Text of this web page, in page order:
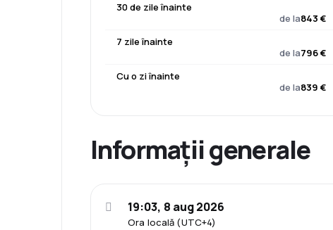
30 de zile înainte
de la843 €
7 zile înainte
de la796 €
Cu o zi înainte
de la839 €
Informații generale
Ora locală (UTC+4)
19:03, 8 aug 2026